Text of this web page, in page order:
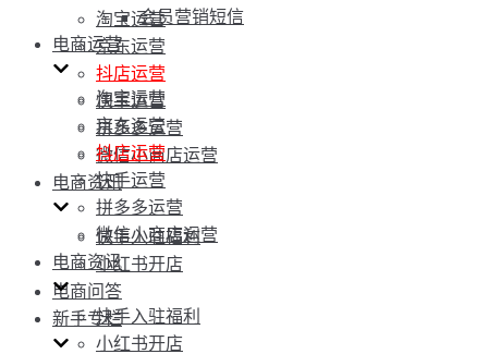
淘宝运营
京东运营
抖店运营
快手运营
拼多多运营
微信小商店运营
电商资讯
快手入驻福利
小红书开店
电商问答
新手专栏
会员营销短信
电商运营
淘宝运营
京东运营
抖店运营
快手运营
拼多多运营
微信小商店运营
电商资讯
快手入驻福利
小红书开店